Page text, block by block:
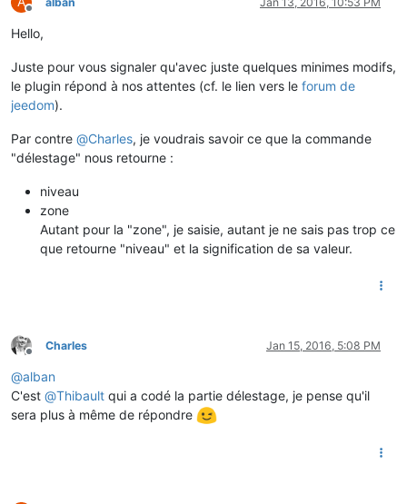
Offline
Hello,
Juste pour vous signaler qu'avec juste quelques minimes modifs,
le plugin répond à nos attentes (cf. le lien vers le forum de
jeedom).
Par contre @Charles, je voudrais savoir ce que la commande
"délestage" nous retourne :
niveau
zone
Autant pour la "zone", je saisie, autant je ne sais pas trop ce
que retourne "niveau" et la signification de sa valeur.
Offline
Charles Jan 15, 2016, 5:08 PM
@alban
C'est @Thibault qui a codé la partie délestage, je pense qu'il
sera plus à même de répondre